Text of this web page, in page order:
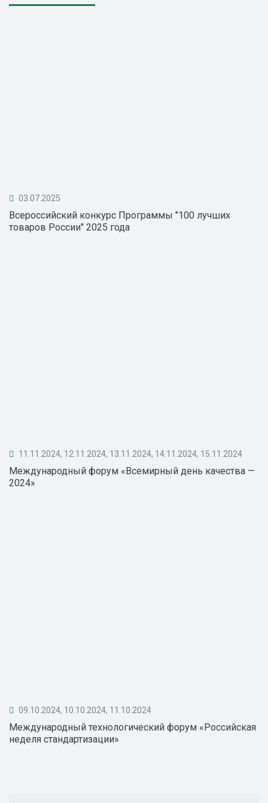
03.07.2025
Всероссийский конкурс Программы "100 лучших
товаров России" 2025 года
11.11.2024, 12.11.2024, 13.11.2024, 14.11.2024, 15.11.2024
Международный форум «Всемирный день качества —
2024»
09.10.2024, 10.10.2024, 11.10.2024
Международный технологический форум «Российская
неделя стандартизации»